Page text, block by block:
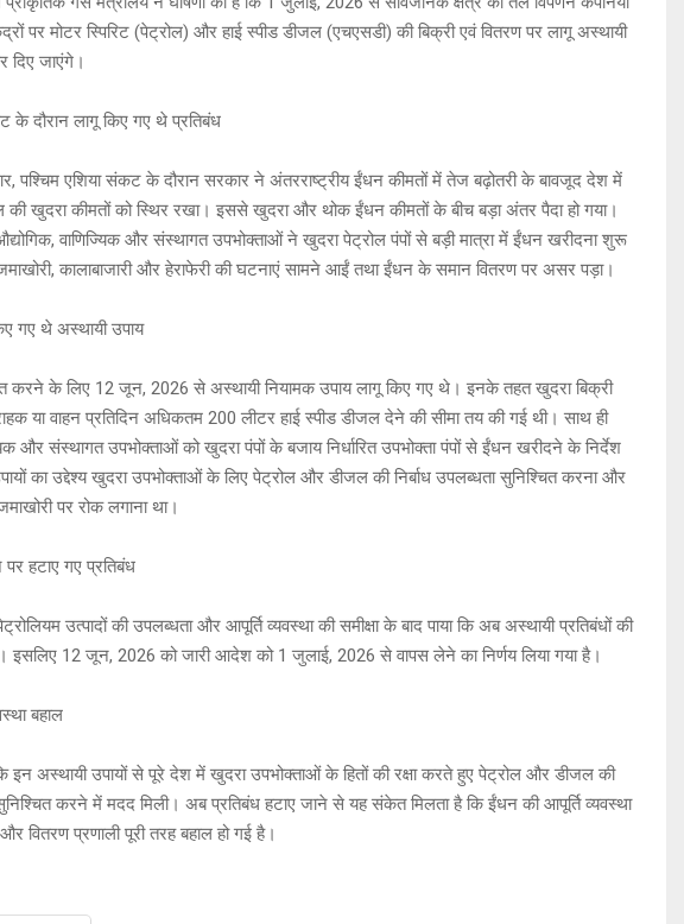
a
g
e
Li
n
k
er
पर मोटर स्पिरिट (पेट्रोल) और हाई स्पीड डीजल (एचएसडी) की बिक्री एवं वितरण पर लागू अस्थायी
दिए जाएंगे।
के दौरान लागू किए गए थे प्रतिबंध
पश्चिम एशिया संकट के दौरान सरकार ने अंतरराष्ट्रीय ईंधन कीमतों में तेज बढ़ोतरी के बावजूद देश में
खुदरा कीमतों को स्थिर रखा। इससे खुदरा और थोक ईंधन कीमतों के बीच बड़ा अंतर पैदा हो गया।
वाणिज्यिक और संस्थागत उपभोक्ताओं ने खुदरा पेट्रोल पंपों से बड़ी मात्रा में ईंधन खरीदना शुरू
कालाबाजारी और हेराफेरी की घटनाएं सामने आईं तथा ईंधन के समान वितरण पर असर पड़ा।
गए थे अस्थायी उपाय
करने के लिए 12 जून, 2026 से अस्थायी नियामक उपाय लागू किए गए थे। इनके तहत खुदरा बिक्री
या वाहन प्रतिदिन अधिकतम 200 लीटर हाई स्पीड डीजल देने की सीमा तय की गई थी। साथ ही
और संस्थागत उपभोक्ताओं को खुदरा पंपों के बजाय निर्धारित उपभोक्ता पंपों से ईंधन खरीदने के निर्देश
का उद्देश्य खुदरा उपभोक्ताओं के लिए पेट्रोल और डीजल की निर्बाध उपलब्धता सुनिश्चित करना और
पर रोक लगाना था।
पर हटाए गए प्रतिबंध
उत्पादों की उपलब्धता और आपूर्ति व्यवस्था की समीक्षा के बाद पाया कि अब अस्थायी प्रतिबंधों की
इसलिए 12 जून, 2026 को जारी आदेश को 1 जुलाई, 2026 से वापस लेने का निर्णय लिया गया है।
बहाल
इन अस्थायी उपायों से पूरे देश में खुदरा उपभोक्ताओं के हितों की रक्षा करते हुए पेट्रोल और डीजल की
सुनिश्चित करने में मदद मिली। अब प्रतिबंध हटाए जाने से यह संकेत मिलता है कि ईंधन की आपूर्ति व्यवस्था
वितरण प्रणाली पूरी तरह बहाल हो गई है।